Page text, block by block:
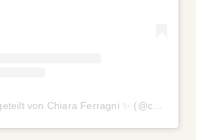
Ein Beitrag geteilt von Chiara Ferragni ✨ (@chiaraferragni)